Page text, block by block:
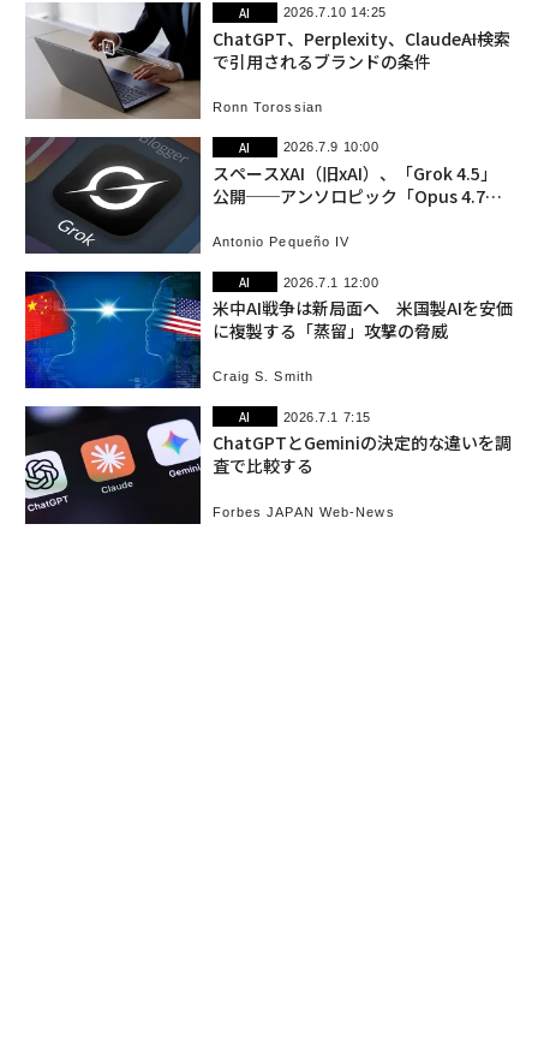
AI 2026.7.10 14:25
ChatGPT、Perplexity、Claude――AI検索
で引用されるブランドの条件
Ronn Torossian
AI 2026.7.9 10:00
スペースXAI（旧xAI）、「Grok 4.5」
公開──アンソロピック「Opus 4.7と
Antonio Pequeño IV
AI 2026.7.1 12:00
米中AI戦争は新局面へ 米国製AIを安価
に複製する「蒸留」攻撃の脅威
Craig S. Smith
AI 2026.7.1 7:15
ChatGPTとGeminiの決定的な違いを調
査で比較する
Forbes JAPAN Web-News